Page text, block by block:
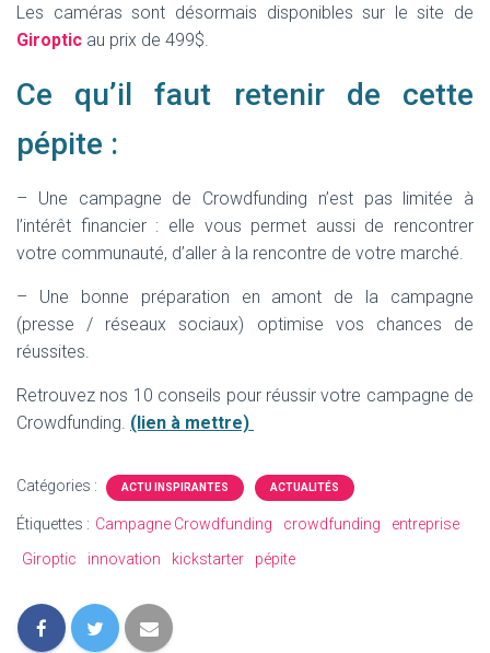
Les caméras sont désormais disponibles sur le site de
Giroptic au prix de 499$.
Ce qu’il faut retenir de cette
pépite :
– Une campagne de Crowdfunding n’est pas limitée à
l’intérêt financier : elle vous permet aussi de rencontrer
votre communauté, d’aller à la rencontre de votre marché.
– Une bonne préparation en amont de la campagne
(presse / réseaux sociaux) optimise vos chances de
réussites.
Retrouvez nos 10 conseils pour réussir votre campagne de
Crowdfunding. (lien à mettre)
Catégories : ACTU INSPIRANTES ACTUALITÉS
Étiquettes : Campagne Crowdfunding crowdfunding
entreprise
Giroptic
innovation kickstarter pépite